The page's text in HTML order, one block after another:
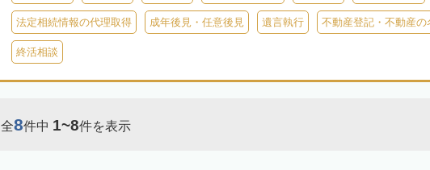
余市郡仁木町 余市郡余市町 余市郡赤井川村 空知郡南幌町 空知郡奈井江町
空知郡上富良野町 空知郡中富良野町 空知郡南富良野町 夕張郡由仁町 夕張
樺戸郡月形町
上川郡東神楽町 上川郡鷹栖町
法定相続情報の代理取得 成年後見・任意後見 遺言執行 不動産登記・不動産の
終活相談
全8件中 1~8件を表示